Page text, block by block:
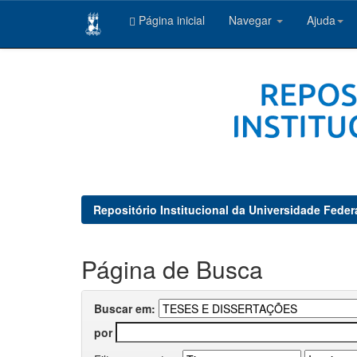
Página inicial Navegar Ajuda
Repositório Institucional da Universidade
Página de Busca
Buscar em:
por